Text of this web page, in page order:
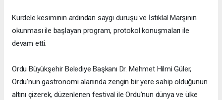
Kurdele kesiminin ardından saygı duruşu ve İstiklal Marşının
okunması ile başlayan program, protokol konuşmaları ile
devam etti.
Ordu Büyükşehir Belediye Başkanı Dr. Mehmet Hilmi Güler,
Ordu’nun gastronomi alanında zengin bir yere sahip olduğunun
altını çizerek, düzenlenen festival ile Ordu’nun dünya ve ülke